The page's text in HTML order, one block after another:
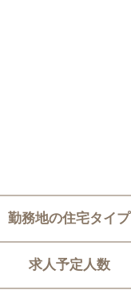
勤務地の住宅タイプ
求人予定人数